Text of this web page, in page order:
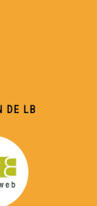
DE LB